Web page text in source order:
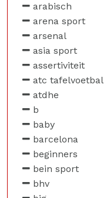
arabisch
arena sport
arsenal
asia sport
assertiviteit
atc tafelvoetbal
atdhe
b
baby
barcelona
beginners
bein sport
bhv